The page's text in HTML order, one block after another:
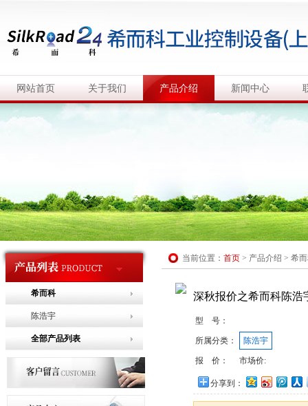
网站首页 关于我们 产品介绍 新闻中心
希而科
陈浩宇
全部产品列表
当前位置： 首页 > 产品介绍 > 希
深秋报价之希而科陈
型 号：
所属分类： 陈浩宇
报 价： 市场价:
分享到：